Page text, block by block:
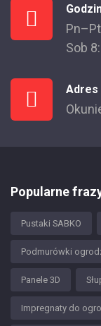
Sob
Adres
Popularne
Pustaki SABKO
Podmurówki
Panele 3D
Impregnaty do